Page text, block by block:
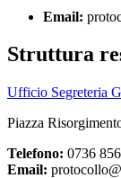
Email:
Struttura
Ufficio Segreteria
Piazza
Telefono: 0736
Email: